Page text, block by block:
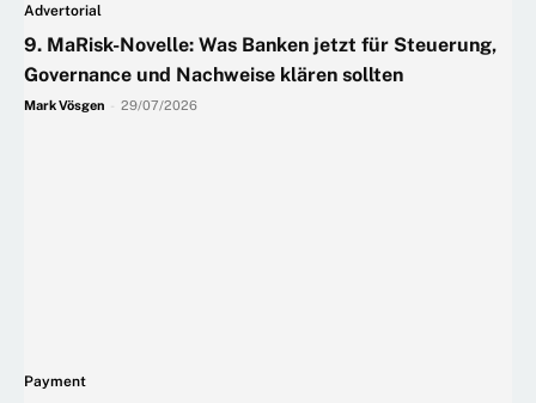
Advertorial
9. MaRisk-Novelle: Was Banken jetzt für Steuerung,
Governance und Nachweise klären sollten
Mark Vösgen 29/07/2026
Payment